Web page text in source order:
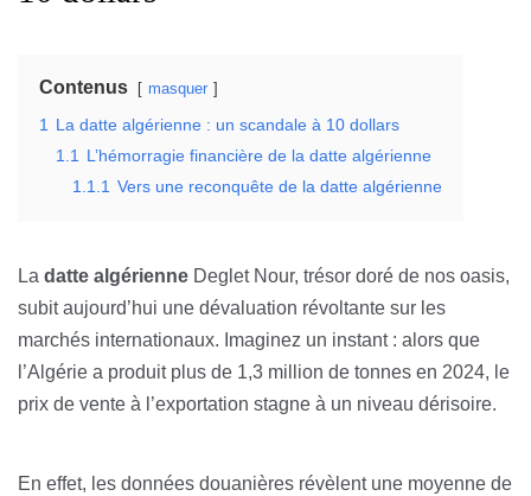
Contenus masquer
1 La datte algérienne : un scandale à 10 dollars
1.1 L’hémorragie financière de la datte algérienne
1.1.1 Vers une reconquête de la datte algérienne
La datte algérienne Deglet Nour, trésor doré de nos oasis,
subit aujourd’hui une dévaluation révoltante sur les
marchés internationaux. Imaginez un instant : alors que
l’Algérie a produit plus de 1,3 million de tonnes en 2024, le
prix de vente à l’exportation stagne à un niveau dérisoire.
En effet, les données douanières révèlent une moyenne de